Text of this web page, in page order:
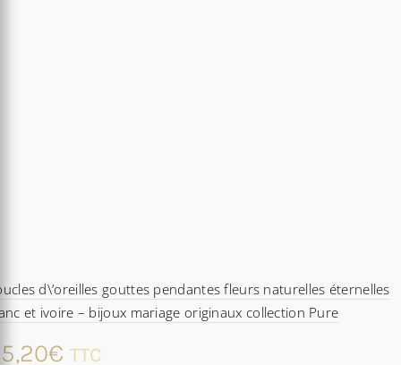
d\’oreilles gouttes pendantes fleurs naturelles éternelles
et ivoire – bijoux mariage originaux collection Pure
€ TTC